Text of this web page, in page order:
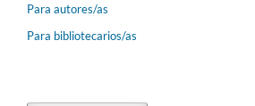
Para autores/as
Para bibliotecarios/as